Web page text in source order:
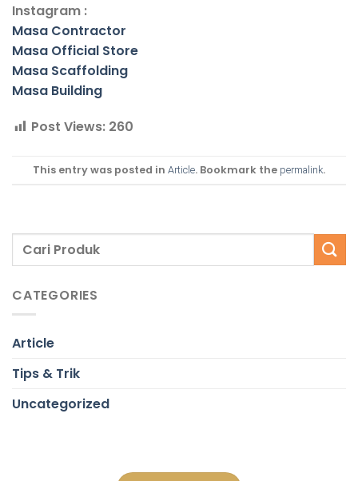
Instagram :
Masa Contractor
Masa Official Store
Masa Scaffolding
Masa Building
Post Views: 260
This entry was posted in Article. Bookmark the permalink.
CATEGORIES
Article
Tips & Trik
Uncategorized